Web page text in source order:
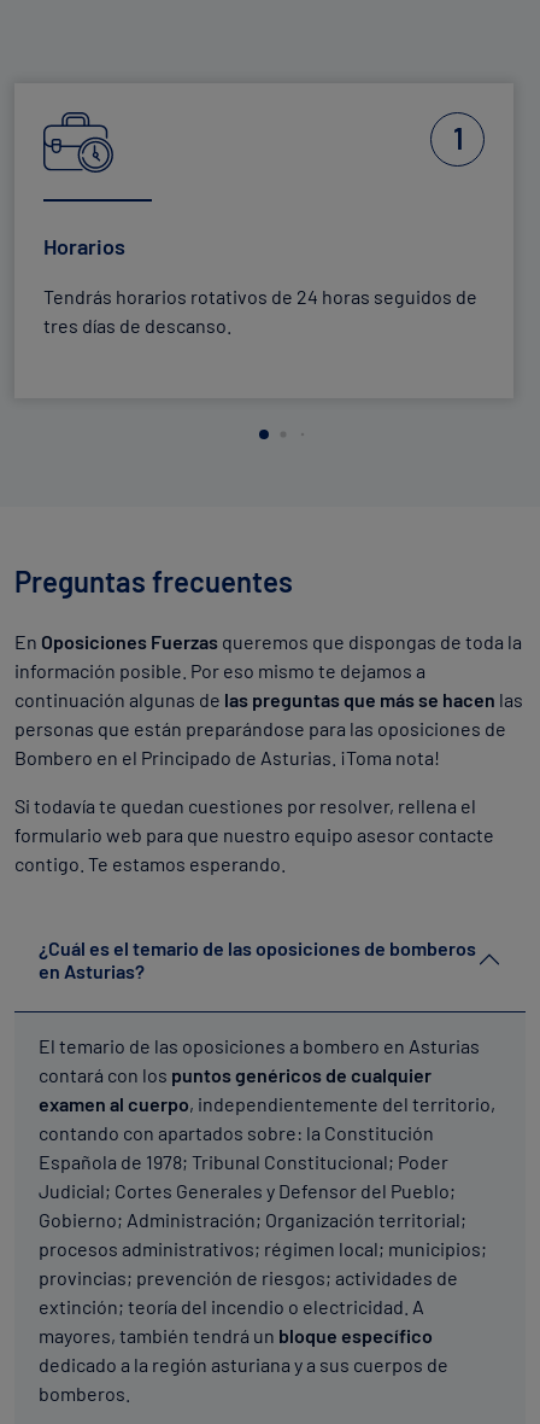
Salto de longitud o salto vertical
1
Horarios
Tendrás horarios rotativos de 24 horas seguidos de
tres días de descanso.
Preguntas frecuentes
En Oposiciones Fuerzas queremos que dispongas de toda la
información posible. Por eso mismo te dejamos a
continuación algunas de las preguntas que más se hacen las
personas que están preparándose para las oposiciones de
Bombero en el Principado de Asturias. ¡Toma nota!
Si todavía te quedan cuestiones por resolver, rellena el
formulario web para que nuestro equipo asesor contacte
contigo. Te estamos esperando.
¿Cuál es el temario de las oposiciones de bomberos
en Asturias?
El temario de las oposiciones a bombero en Asturias
contará con los puntos genéricos de cualquier
examen al cuerpo, independientemente del territorio,
contando con apartados sobre: la Constitución
Española de 1978; Tribunal Constitucional; Poder
Judicial; Cortes Generales y Defensor del Pueblo;
Gobierno; Administración; Organización territorial;
procesos administrativos; régimen local; municipios;
provincias; prevención de riesgos; actividades de
extinción; teoría del incendio o electricidad. A
mayores, también tendrá un bloque específico
dedicado a la región asturiana y a sus cuerpos de
bomberos.